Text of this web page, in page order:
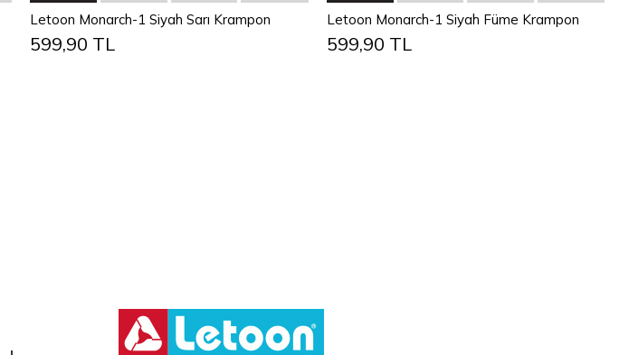
Sepete Ekle
37 38 39 40 41
Letoon Monarch-1 Siyah Sarı Krampon
599,90 TL
Sepete Ekle
37 38 39 40
Letoon Monarch-1 Siyah Füme Krampon
599,90 TL